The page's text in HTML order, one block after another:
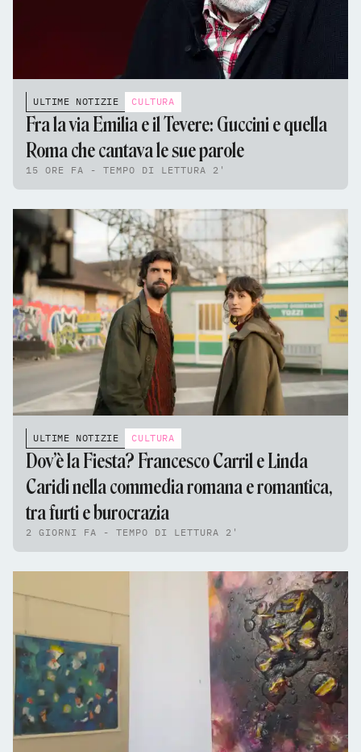
ULTIME NOTIZIE CULTURA
Fra la via Emilia e il Tevere: Guccini e quella
Roma che cantava le sue parole
15 ORE FA - TEMPO DI LETTURA 2'
ULTIME NOTIZIE CULTURA
Dov’è la Fiesta? Francesco Carril e Linda
Caridi nella commedia romana e romantica,
tra furti e burocrazia
2 GIORNI FA - TEMPO DI LETTURA 2'